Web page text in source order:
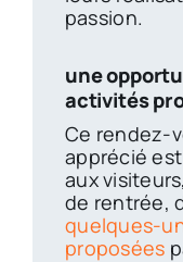
passion.
une
activités
Ce rendez-
apprécié
aux
de rentrée,
quelques-
proposées